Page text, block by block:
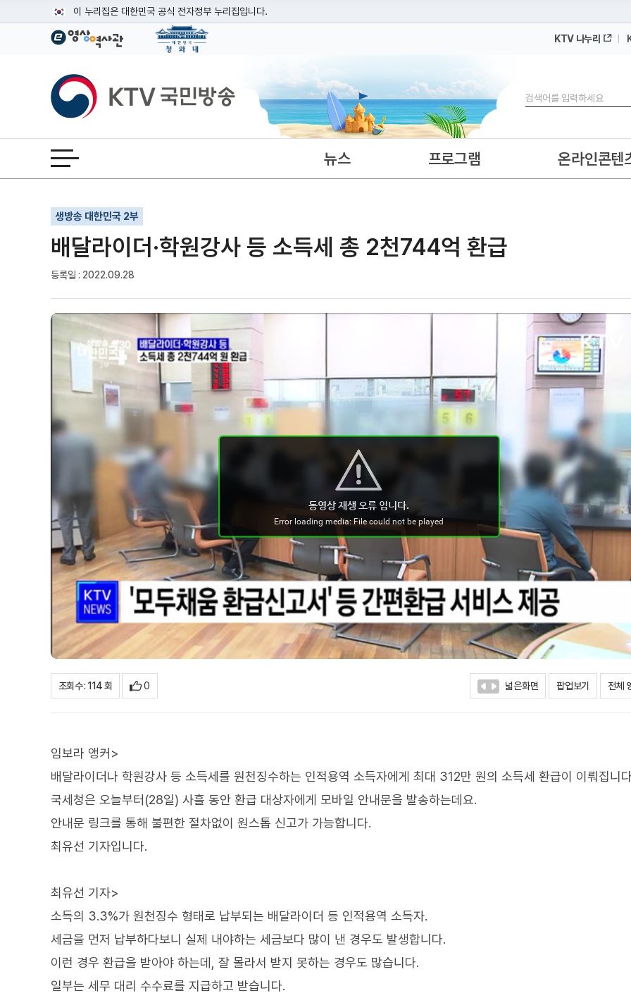
이 누리집은 대한민국 공식 전자정부 누리집입니다.
공식 누리집 주소 확인하기
이밖에 or.kr 또는 .kr등 다른 도메인 주소를 사용하고 있다면 아래 URL에서 도메인 주소를 확인해 보세요
운영중인 공식 누리집보기
KTV 나누리
KTV국민방송
검색
전체메뉴 열기 뉴스 프로그램 온라인콘텐
생방송 대한민국 2부
배달라이더·학원강사 등 소득세 총 2천744억 환급
등록일 : 2022.09.28
기사인쇄
글자확대
글자축소
조회수 : 114 회 0 넓은화면 팝업보기 전체
임보라 앵커>
배달라이더나 학원강사 등 소득세를 원천징수하는 인적용역 소득자에게 최대 312만 원의 소득세 환급이 이뤄집니
국세청은 오늘부터(28일) 사흘 동안 환급 대상자에게 모바일 안내문을 발송하는데요.
안내문 링크를 통해 불편한 절차없이 원스톱 신고가 가능합니다.
최유선 기자입니다.
최유선 기자>
소득의 3.3%가 원천징수 형태로 납부되는 배달라이더 등 인적용역 소득자.
세금을 먼저 납부하다보니 실제 내야하는 세금보다 많이 낸 경우도 발생합니다.
이런 경우 환급을 받아야 하는데, 잘 몰라서 받지 못하는 경우도 많습니다.
일부는 세무 대리 수수료를 지급하고 받습니다.